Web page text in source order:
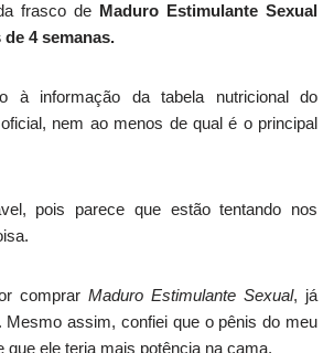
frasco de Maduro Estimulante Sexual
4 semanas.
à informação da tabela nutricional do
nem ao menos de qual é o principal
pois parece que estão tentando nos
comprar Maduro Estimulante Sexual, já
Mesmo assim, confiei que o pênis do meu
que ele teria mais potência na cama.